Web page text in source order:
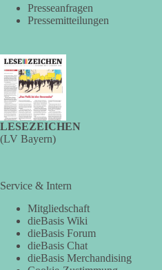
Presseanfragen
Pressemitteilungen
LESEZEICHEN
(LV Bayern)
Service & Intern
Mitgliedschaft
dieBasis Wiki
dieBasis Forum
dieBasis Chat
dieBasis Merchandising